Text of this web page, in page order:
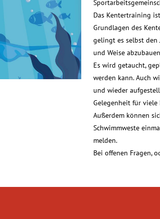
Das Kentertraining
Grundlagen des
gelingt es selbst den
und Weise
Es wird getaucht,
werden kann. Auch
und wieder
Gelegenheit für viele
Außerdem können
Schwimmweste
melden.
Bei offenen Fragen,